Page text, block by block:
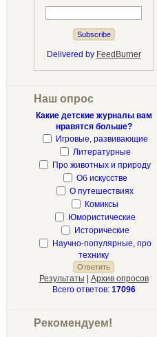
Delivered by FeedBurner
Наш опрос
Какие детские журналы вам
нравятся больше?
Игровые, развивающие
Литературные
Про животных и природу
Об искусстве
О путешествиях
Комиксы
Юмористические
Исторические
Научно-популярные, про
технику
Результаты
Архив опросов
Всего ответов: 17096
Рекомендуем!